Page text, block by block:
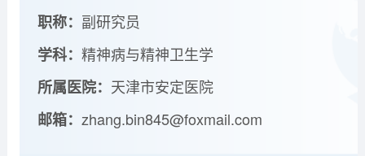
职称： 副研究员
学科：精神病与精神卫生学
所属医院： 天津市安定医院
邮箱：zhang.bin845@foxmail.com